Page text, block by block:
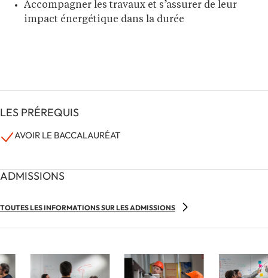
Accompagner les travaux et s’assurer de leur
impact énergétique dans la durée
LES PRÉREQUIS
AVOIR LE BACCALAURÉAT
ADMISSIONS
TOUTES LES INFORMATIONS SUR LES ADMISSIONS